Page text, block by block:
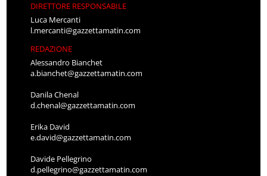
DIRETTORE RESPONSABILE
Luca Mercanti
l.mercanti@gazzettamatin.com
REDAZIONE
Alessandro Bianchet
a.bianchet@gazzettamatin.com
Danila Chenal
d.chenal@gazzettamatin.com
Erika David
e.david@gazzettamatin.com
Davide Pellegrino
d.pellegrino@gazzettamatin.com